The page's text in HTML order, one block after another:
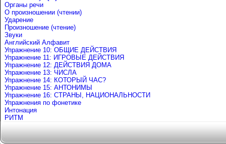
Органы речи
О произношении (чтении)
Ударение
Произношение (чтение)
Звуки
Английский Алфавит
Упражнение 10: ОБЩИЕ ДЕЙСТВИЯ
Упражнение 11: ИГРОВЫЕ ДЕЙСТВИЯ
Упражнение 12: ДЕЙСТВИЯ ДОМА
Упражнение 13: ЧИСЛА
Упражнение 14: КОТОРЫЙ ЧАС?
Упражнение 15: АНТОНИМЫ
Упражнение 16: СТРАНЫ, НАЦИОНАЛЬНОСТИ
Упражнения по фонетике
Интонация
РИТМ